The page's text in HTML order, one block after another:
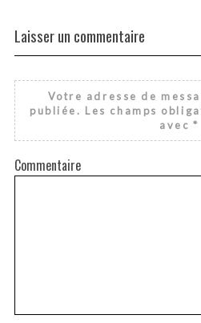
Laisser un commentaire
Votre adresse de
publiée. Les champs
avec*
Commentaire